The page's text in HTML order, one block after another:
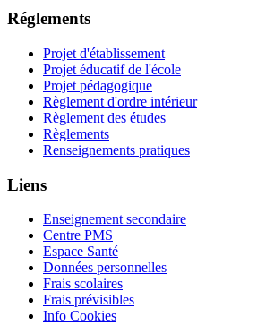
Réglements
Projet d'établissement
Projet éducatif de l'école
Projet pédagogique
Règlement d'ordre intérieur
Règlement des études
Règlements
Renseignements pratiques
Liens
Enseignement secondaire
Centre PMS
Espace Santé
Données personnelles
Frais scolaires
Frais prévisibles
Info Cookies